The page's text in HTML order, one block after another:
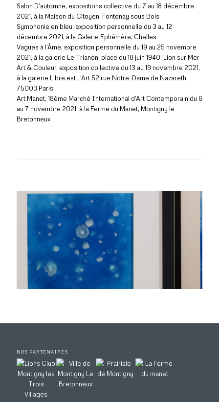
Salon D’automne, expositions collective du 7 au 18 décembre
2021, à la Maison du Citoyen, Fontenay sous Bois
Symphonie en bleu, exposition personnelle du 3 au 12
décembre 2021, à la Galerie Ephémère, Chelles
Vagues à l’Âme, exposition personnelle du 19 au 25 novembre
2021, à la galerie Le Trianon, place du 18 juin 1940, Lion sur Mer
Art & Couleur, exposition collective du 13 au 19 novembre 2021,
à la galerie Libre est L’Art 52 rue Notre-Dame de Nazareth
75003 Paris
Art Manet, 18ème Marché International d’Art Contemporain du 6
au 7 novembre 2021, à la Ferme du Manet, Montigny le
Bretonneux
NOS PARTENAIRES